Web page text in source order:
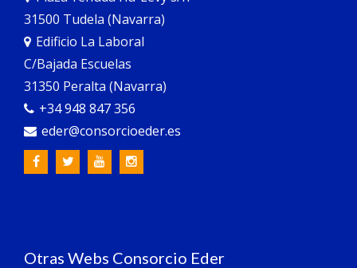
31500 Tudela (Navarra)
Edificio La Laboral
C/Bajada Escuelas
31350 Peralta (Navarra)
+34 948 847 356
eder@consorcioeder.es
Otras Webs Consorcio Eder